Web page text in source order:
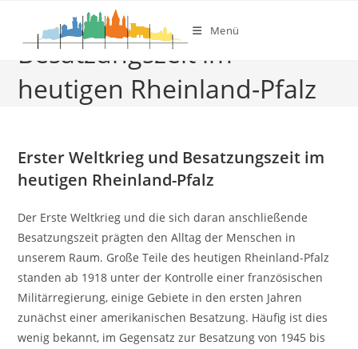
springen
Menü
Erster Weltkrieg und
Besatzungszeit im
heutigen Rheinland-Pfalz
Erster Weltkrieg und Besatzungszeit im
heutigen Rheinland-Pfalz
Der Erste Weltkrieg und die sich daran anschließende
Besatzungszeit prägten den Alltag der Menschen in
unserem Raum. Große Teile des heutigen Rheinland-Pfalz
standen ab 1918 unter der Kontrolle einer französischen
Militärregierung, einige Gebiete in den ersten Jahren
zunächst einer amerikanischen Besatzung. Häufig ist dies
wenig bekannt, im Gegensatz zur Besatzung von 1945 bis